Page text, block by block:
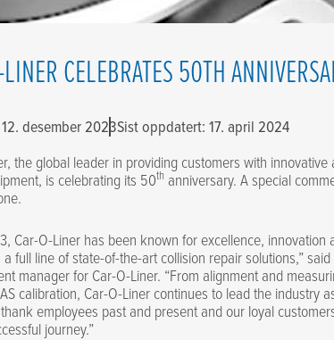
CELEBRATES 50TH
desember 2023Sist oppdatert: 17. april 2024
the global leader in providing customers with
is celebrating its 50th anniversary. A special
Car-O-Liner has been known for excellence,
full line of state-of-the-art collision repair solutions,”
manager for Car-O-Liner. “From alignment and
calibration, Car-O-Liner continues to lead the industry
employees past and present and our loyal
journey.”